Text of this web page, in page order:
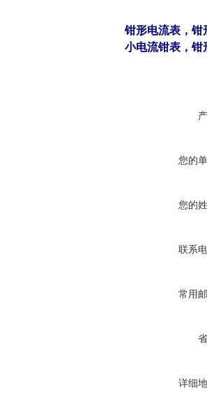
钳形电流表 ， 钳
小电流钳表 ， 钳
您的
您的
联系
常用
详细